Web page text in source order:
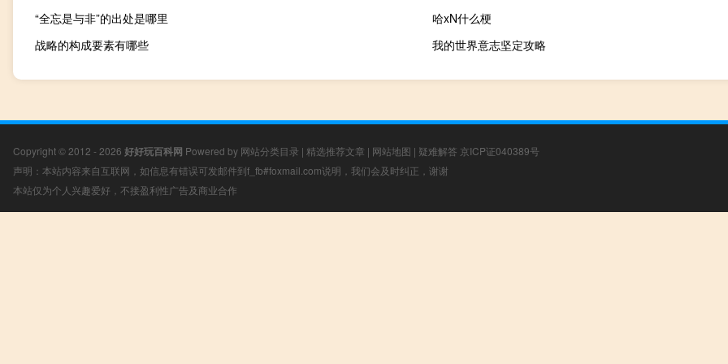
“全忘是与非”的出处是哪里
哈xN什么梗
战略的构成要素有哪些
我的世界意志坚定攻略
Copyright © 2012 - 2026 好好玩百科网 Powered by 网站分类目录 | 精选推荐文章 | 网站地图 | 疑难解答 京ICP证040389号
声明：本站内容来自互联网，如信息有错误可发邮件到f_fb#foxmail.com说明，我们会及时纠正，谢谢
本站仅为个人兴趣爱好，不接盈利性广告及商业合作